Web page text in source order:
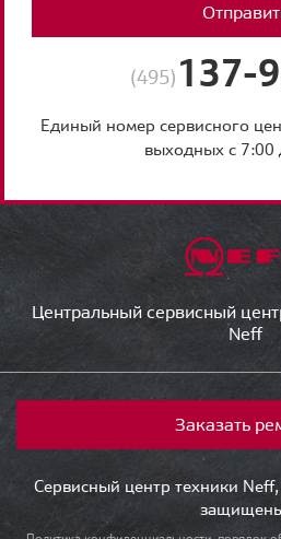
(495) 137-
Единый номер сервисного
выходных с 7:00
Центральный сервисный
Neff
Заказать
Сервисный центр техники